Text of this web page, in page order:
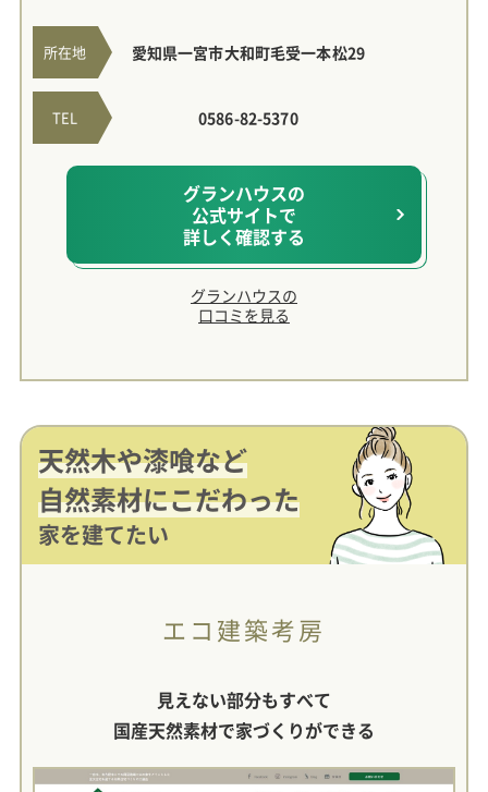
所在地 愛知県一宮市大和町毛受一本松29
TEL 0586-82-5370
グランハウスの
公式サイトで
詳しく確認する
グランハウスの
口コミを見る
天然木や漆喰など
自然素材にこだわった
家を建てたい
エコ建築考房
見えない部分もすべて
国産天然素材で家づくりができる